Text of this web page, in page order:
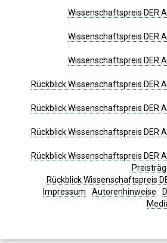
Wissenschaftspreis DER
Wissenschaftspreis DER
Wissenschaftspreis DER
Rückblick Wissenschaftspreis DER
Rückblick Wissenschaftspreis DER
Rückblick Wissenschaftspreis DER
Rückblick Wissenschaftspreis DER
Rückblick Wissenschaftspreis
Impressum
Autorenhinweise